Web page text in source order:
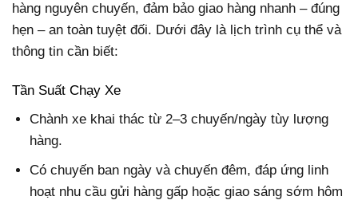
hàng nguyên chuyến, đảm bảo giao hàng nhanh – đúng
hẹn – an toàn tuyệt đối. Dưới đây là lịch trình cụ thể và
thông tin cần biết:
Tần Suất Chạy Xe
Chành xe khai thác từ 2–3 chuyến/ngày tùy lượng
hàng.
Có chuyến ban ngày và chuyến đêm, đáp ứng linh
hoạt nhu cầu gửi hàng gấp hoặc giao sáng sớm hôm